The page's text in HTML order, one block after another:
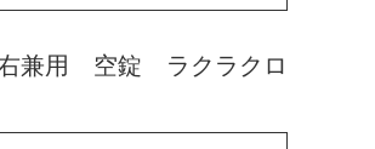
兼用 空錠 ラクラクロ